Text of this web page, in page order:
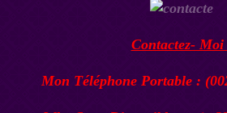
Contactez- Moi
Mon Téléphone Portable :